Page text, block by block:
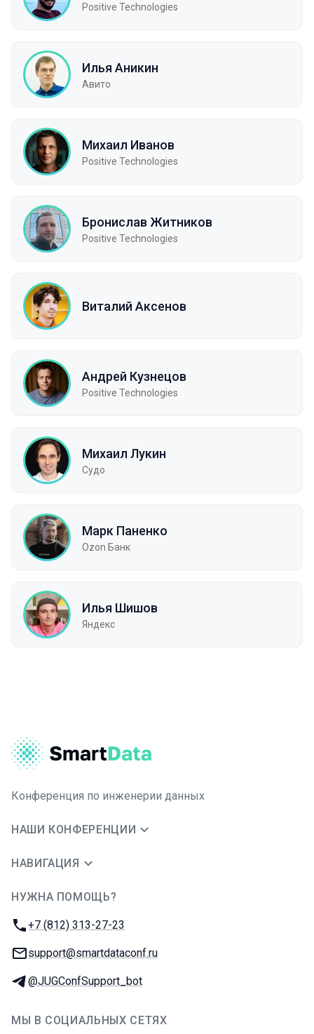
Positive Technologies
Илья Аникин
Авито
Михаил Иванов
Positive Technologies
Бронислав Житников
Positive Technologies
Виталий Аксенов
Андрей Кузнецов
Positive Technologies
Михаил Лукин
Судо
Марк Паненко
Ozon Банк
Илья Шишов
Яндекс
Конференция по инженерии данных
НАШИ КОНФЕРЕНЦИИ
НАВИГАЦИЯ
НУЖНА ПОМОЩЬ?
Телефон:
+7 (812) 313-27-23
E-mail:
support@smartdataconf.ru
Телеграм:
@JUGConfSupport_bot
МЫ В СОЦИАЛЬНЫХ СЕТЯХ